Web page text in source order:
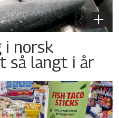
i norsk
så langt i år